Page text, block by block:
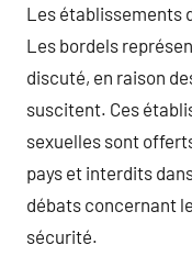
Les établissements
Les bordels
discuté, en raison
suscitent. Ces
sexuelles sont
pays et interdits
débats concernant
sécurité.